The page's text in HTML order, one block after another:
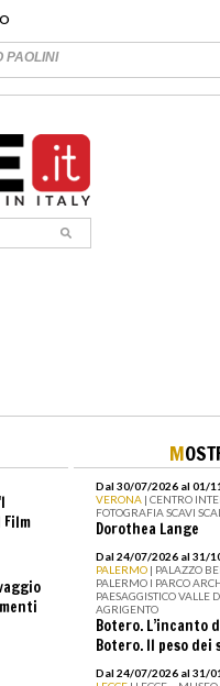
PAOLINI
Film
M
Dal 30/07/2026 al 01/
VERONA | CENTRO
FOTOGRAFIA SCAVI
Dorothea Lange
Dal 24/07/2026 al 31/
PALERMO | PALAZZO
PALERMO I PARCO
PAESAGGISTICO VALLE
AGRIGENTO
Botero. L’incanto
Botero. Il peso dei
Dal 24/07/2026 al 31/